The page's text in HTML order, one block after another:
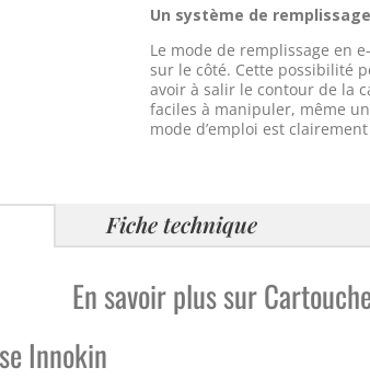
Un système de
Le mode de remplissage en
sur le côté. Cette possibilité
avoir à salir le contour de la
faciles à manipuler, même
mode d’emploi est
Fiche technique
En savoir plus sur
Innokin